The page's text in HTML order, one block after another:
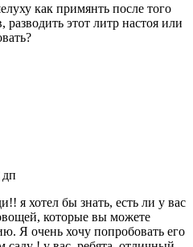
как примянть после того
разводить этот литр настоя или
дп
я хотел бы знать, есть ли у вас
которые вы можете
Я очень хочу попробовать его